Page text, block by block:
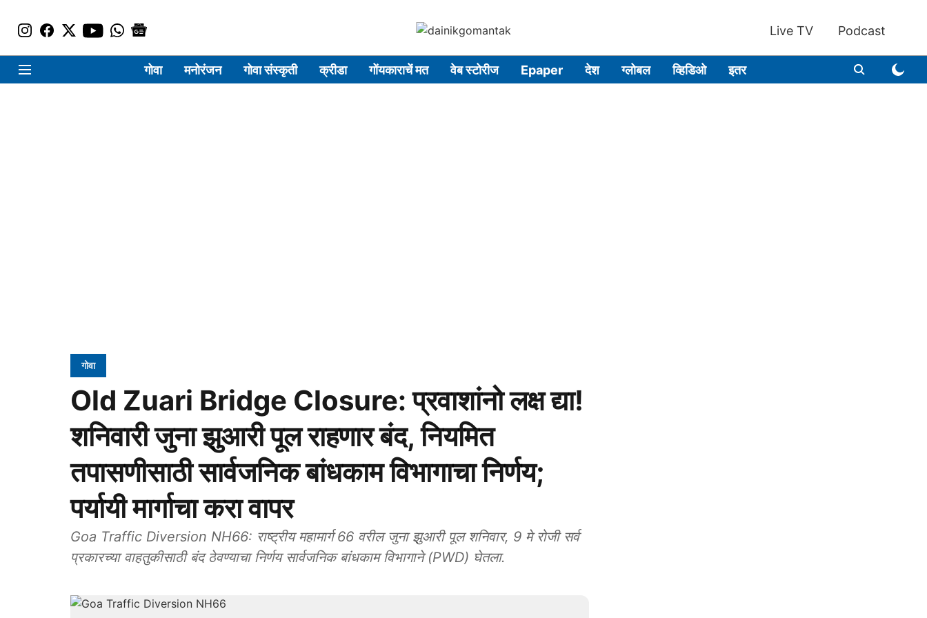
Live TV Podcast
गोवा मनोरंजन गोवा संस्कृती क्रीडा गोंयकाराचें मत वेब स्टोरीज Epaper देश ग्लोबल व्हिडिओ इतर
गोवा
Old Zuari Bridge Closure: प्रवाशांनो लक्ष द्या!
शनिवारी जुना झुआरी पूल राहणार बंद, नियमित
तपासणीसाठी सार्वजनिक बांधकाम विभागाचा निर्णय;
पर्यायी मार्गाचा करा वापर
Goa Traffic Diversion NH66: राष्ट्रीय महामार्ग 66 वरील जुना झुआरी पूल शनिवार, 9 मे रोजी सर्व
प्रकारच्या वाहतुकीसाठी बंद ठेवण्याचा निर्णय सार्वजनिक बांधकाम विभागाने (PWD) घेतला.